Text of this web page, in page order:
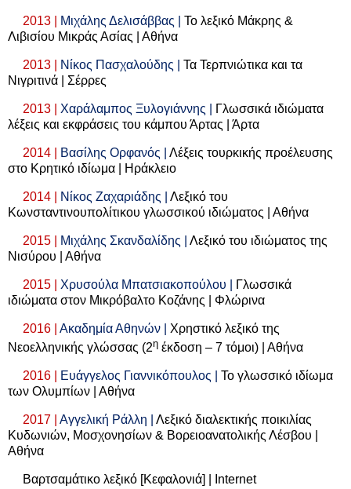
2013 | Μιχάλης Δελισάββας | Το λεξικό Μάκρης &
Λιβισίου Μικράς Ασίας | Αθήνα
2013 | Νίκος Πασχαλούδης | Τα Τερπνιώτικα και τα
Νιγριτινά | Σέρρες
2013 | Χαράλαμπος Ξυλογιάννης |
Γλωσσικά ιδιώματα
λέξεις και εκφράσεις του κάμπου Άρτας | Άρτα
2014 | Βασίλης Ορφανός | Λέξεις τουρκικής προέλευσης
στο Κρητικό ιδίωμα | Ηράκλειο
2014 | Νίκος Ζαχαριάδης | Λεξικό του
Κωνσταντινουπολίτικου γλωσσικού ιδιώματος | Αθήνα
2015 | Μιχάλης Σκανδαλίδης | Λεξικό του ιδιώματος της
Νισύρου | Αθήνα
2015 | Χρυσούλα Μπατσιακοπούλου |
Γλωσσικά
ιδιώματα στον Μικρόβαλτο Κοζάνης | Φλώρινα
2016 | Ακαδημία Αθηνών | Χρηστικό λεξικό της
Νεοελληνικής γλώσσας (2η έκδοση – 7 τόμοι) | Αθήνα
2016 | Ευάγγελος Γιαννικόπουλος | Το γλωσσικό ιδίωμα
των Ολυμπίων | Αθήνα
2017 | Αγγελική Ράλλη | Λεξικό διαλεκτικής ποικιλίας
Κυδωνιών, Μοσχονησίων & Βορειοανατολικής Λέσβου |
Αθήνα
Βαρτσαμάτικο λεξικό [Κεφαλονιά] | Internet